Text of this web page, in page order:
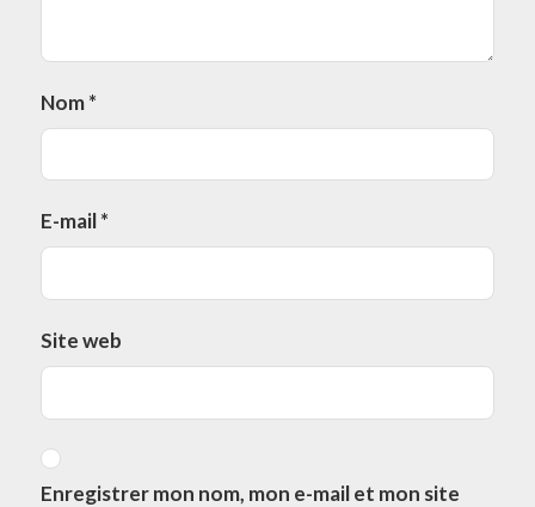
Nom*
E-mail*
Site web
Enregistrer mon nom, mon e-mail et mon site